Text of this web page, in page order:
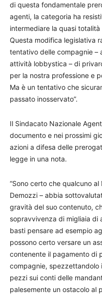
di questa fondamentale
agenti, la categoria ha
intermediare la quasi
Questa modifica legislativa
tentativo delle compagnie –
attività lobbystica – di
per la nostra professione e
Ma è un tentativo che
passato inosservato”.
Il Sindacato Nazionale
documento e nei prossimi
azioni a difesa delle
legge in una nota.
“Sono certo che qualcuno
Demozzi – abbia
gravità del suo contenuto,
sopravvivenza di migliaia di
basti pensare ad esempio
possono certo versare un
contenente il pagamento di
compagnie, spezzettandolo
pezzi sui conti delle
palesemente un ostacolo al